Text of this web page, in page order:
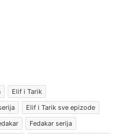
Elif i Tarik
Elif i Tarik sve epizode
Fedakar serija